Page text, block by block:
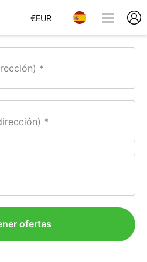
€EUR
ofertas